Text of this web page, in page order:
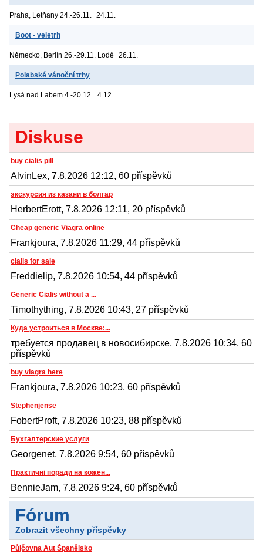
Praha, Letňany 24.-26.11. 24.11.
Boot - veletrh
Německo, Berlín 26.-29.11. Lodě 26.11.
Polabské vánoční trhy
Lysá nad Labem 4.-20.12. 4.12.
Diskuse
buy cialis pill
AlvinLex, 7.8.2026 12:12, 60 příspěvků
экскурсия из казани в болгар
HerbertErott, 7.8.2026 12:11, 20 příspěvků
Cheap generic Viagra online
Frankjoura, 7.8.2026 11:29, 44 příspěvků
cialis for sale
Freddielip, 7.8.2026 10:54, 44 příspěvků
Generic Cialis without a ...
Timothything, 7.8.2026 10:43, 27 příspěvků
Куда устроиться в Москве:...
требуется продавец в новосибирске, 7.8.2026 10:34, 60
příspěvků
buy viagra here
Frankjoura, 7.8.2026 10:23, 60 příspěvků
Stephenjense
FobertProft, 7.8.2026 10:23, 88 příspěvků
Бухгалтерские услуги
Georgenet, 7.8.2026 9:54, 60 příspěvků
Практичні поради на кожен...
BennieJam, 7.8.2026 9:24, 60 příspěvků
Fórum
Zobrazit všechny příspěvky
Půjčovna Aut Španělsko